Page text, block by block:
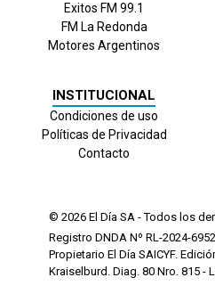
Exitos FM 99.1
FM La Redonda
Motores Argentinos
INSTITUCIONAL
Condiciones de uso
Políticas de Privacidad
Contacto
© 2026 El Día SA - Todos los
Registro DNDA Nº RL-2024-
Propietario El Día SAICYF.
Kraiselburd. Diag. 80 Nro. 815 -